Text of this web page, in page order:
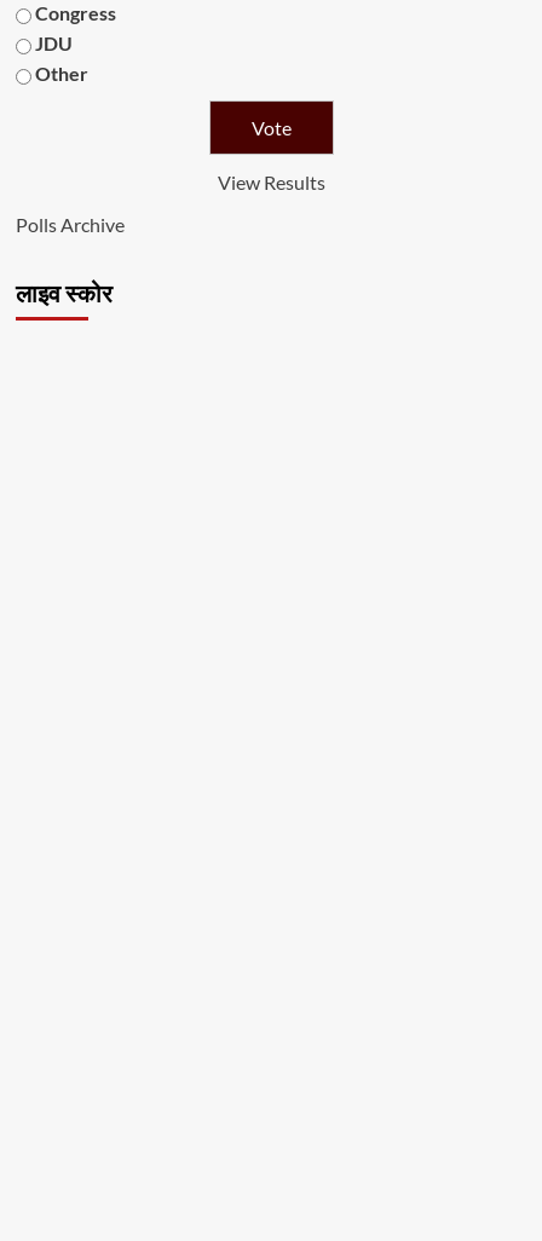
Congress
JDU
Other
View Results
Polls Archive
लाइव स्कोर